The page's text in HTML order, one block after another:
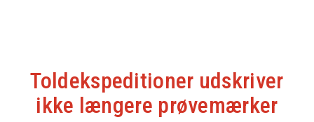
Toldekspeditioner udskriver
ikke længere prøvemærker